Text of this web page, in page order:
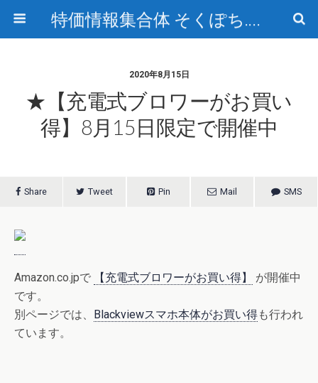
特価情報集合体 そくぽち.com
2020年8月15日
★【充電式ブロワーがお買い
得】8月15日限定で開催中
Share Tweet Pin Mail SMS
Amazon.co.jpで 【充電式ブロワーがお買い得】
が開催中
です。
別ページでは、 Blackviewスマホ本体がお買い得も行われ
ています。